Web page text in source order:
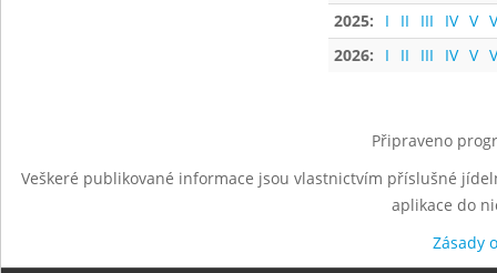
2025:
I II III IV V
2026:
I II III IV V
Připraveno
Veškeré publikované informace jsou vlastnictvím příslušné
aplikace do
Zásady